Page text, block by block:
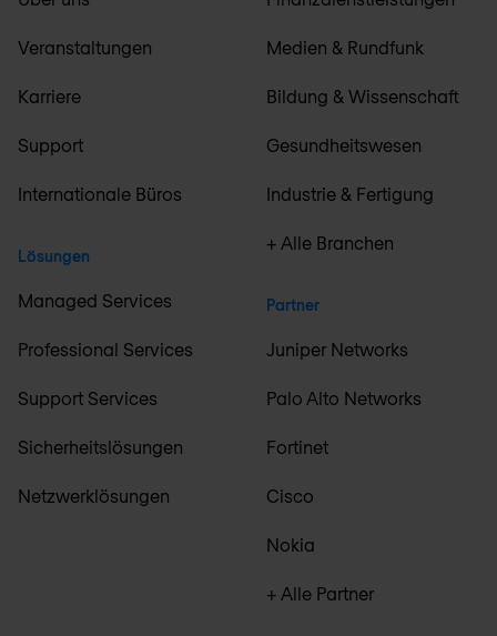
Veranstaltungen
Karriere
Support
Internationale Büros
Lösungen
Managed Services
Professional Services
Support Services
Sicherheitslösungen
Netzwerklösungen
Medien & Rundfunk
Bildung & Wissenschaft
Gesundheitswesen
Industrie & Fertigung
+ Alle Branchen
Partner
Juniper Networks
Palo Alto Networks
Fortinet
Cisco
Nokia
+ Alle Partner